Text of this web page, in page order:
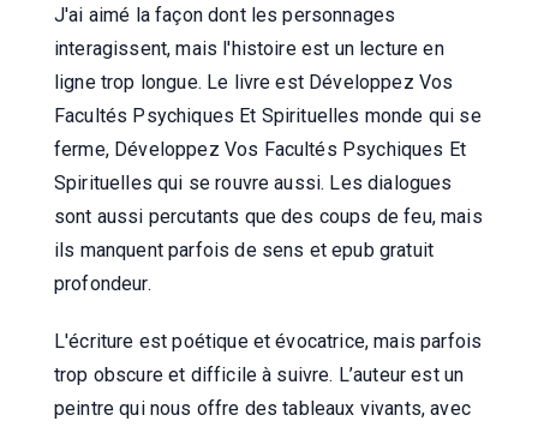
J'ai aimé la façon dont les personnages
interagissent, mais l'histoire est un lecture en
ligne trop longue. Le livre est Développez Vos
Facultés Psychiques Et Spirituelles monde qui se
ferme, Développez Vos Facultés Psychiques Et
Spirituelles qui se rouvre aussi. Les dialogues
sont aussi percutants que des coups de feu, mais
ils manquent parfois de sens et epub gratuit
profondeur.
L'écriture est poétique et évocatrice, mais parfois
trop obscure et difficile à suivre. L’auteur est un
peintre qui nous offre des tableaux vivants, avec